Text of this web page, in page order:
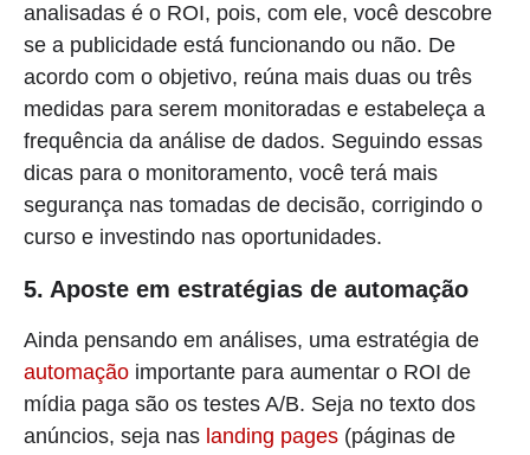
analisadas é o ROI, pois, com ele, você descobre
se a publicidade está funcionando ou não. De
acordo com o objetivo, reúna mais duas ou três
medidas para serem monitoradas e estabeleça a
frequência da análise de dados. Seguindo essas
dicas para o monitoramento, você terá mais
segurança nas tomadas de decisão, corrigindo o
curso e investindo nas oportunidades.
5. Aposte em estratégias de automação
Ainda pensando em análises, uma estratégia de
automação importante para aumentar o ROI de
mídia paga são os testes A/B. Seja no texto dos
anúncios, seja nas landing pages (páginas de